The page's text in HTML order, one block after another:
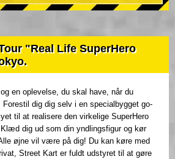
"Real Life SuperHero
en oplevelse, du skal have, når du
Forestil dig dig selv i en specialbygget go-
til at realisere den virkelige SuperHero
dig ud som din yndlingsfigur og kør
øjne vil være på dig! Du kan køre med
Street Kart er fuldt udstyret til at gøre